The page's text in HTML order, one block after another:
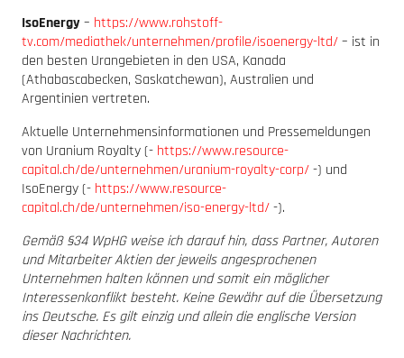
IsoEnergy– https://www.rohstoff-
tv.com/mediathek/unternehmen/profile/isoenergy-ltd/– ist in
den besten Urangebieten in den USA, Kanada
(Athabascabecken, Saskatchewan), Australien und
Argentinien vertreten.
Aktuelle Unternehmensinformationen und Pressemeldungen
von Uranium Royalty (- https://www.resource-
capital.ch/de/unternehmen/uranium-royalty-corp/-) und
IsoEnergy (- https://www.resource-
capital.ch/de/unternehmen/iso-energy-ltd/-).
Gemäß §34 WpHG weise ich darauf hin, dass Partner, Autoren
und Mitarbeiter Aktien der jeweils angesprochenen
Unternehmen halten können und somit ein möglicher
Interessenkonflikt besteht. Keine Gewähr auf die Übersetzung
ins Deutsche. Es gilt einzig und allein die englische Version
dieser Nachrichten.